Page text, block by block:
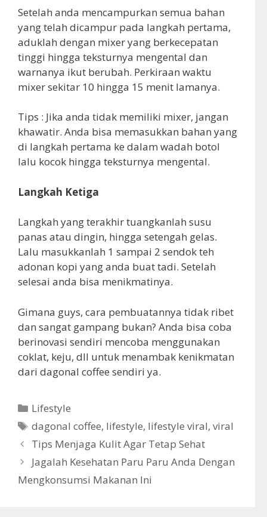
Setelah anda mencampurkan semua bahan
yang telah dicampur pada langkah pertama,
aduklah dengan mixer yang berkecepatan
tinggi hingga teksturnya mengental dan
warnanya ikut berubah. Perkiraan waktu
mixer sekitar 10 hingga 15 menit lamanya.
Tips : Jika anda tidak memiliki mixer, jangan
khawatir. Anda bisa memasukkan bahan yang
di langkah pertama ke dalam wadah botol
lalu kocok hingga teksturnya mengental.
Langkah Ketiga
Langkah yang terakhir tuangkanlah susu
panas atau dingin, hingga setengah gelas.
Lalu masukkanlah 1 sampai 2 sendok teh
adonan kopi yang anda buat tadi. Setelah
selesai anda bisa menikmatinya.
Gimana guys, cara pembuatannya tidak ribet
dan sangat gampang bukan? Anda bisa coba
berinovasi sendiri mencoba menggunakan
coklat, keju, dll untuk menambak kenikmatan
dari dagonal coffee sendiri ya.
K
a
e
g
o
Lifestyle
T
a
dagonal coffee, lifestyle, lifestyle viral,viral
Tips Menjaga Kulit Agar Tetap Sehat
Jagalah Kesehatan Paru Paru Anda Dengan
Mengkonsumsi Makanan Ini